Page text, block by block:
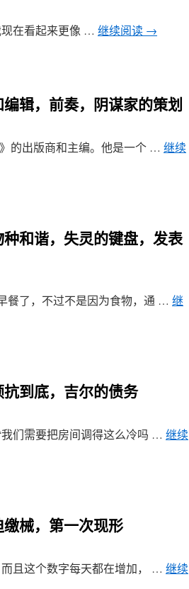
现在看起来更像 … 继续阅读 →
辑，前奏，阴谋家的策划
的出版商和主编。他是一个 … 继续
和谐，失灵的键盘，发表
餐了，不过不是因为食物，通 … 继
到底，吉尔的债务
们需要把房间调得这么冷吗 … 继续
械，第一次现形
且这个数字每天都在增加， … 继续